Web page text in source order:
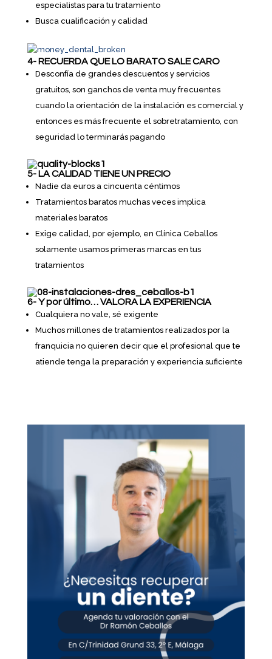
especialistas para tu tratamiento
Busca cualificación y calidad
4- RECUERDA QUE LO BARATO SALE CARO
Desconfía de grandes descuentos y servicios
gratuitos, son ganchos de venta muy frecuentes
cuando la orientación de la instalación es comercial y
entonces es más frecuente el sobretratamiento, con
seguridad lo terminarás pagando
5- LA CALIDAD TIENE UN PRECIO
Nadie da euros a cincuenta céntimos
Tratamientos baratos muchas veces implica
materiales baratos
Exige calidad, por ejemplo, en Clínica Ceballos
solamente usamos primeras marcas en tus
tratamientos
6- Y por último… VALORA LA EXPERIENCIA
Cualquiera no vale, sé exigente
Muchos millones de tratamientos realizados por la
franquicia no quieren decir que el profesional que te
atiende tenga la preparación y experiencia suficiente